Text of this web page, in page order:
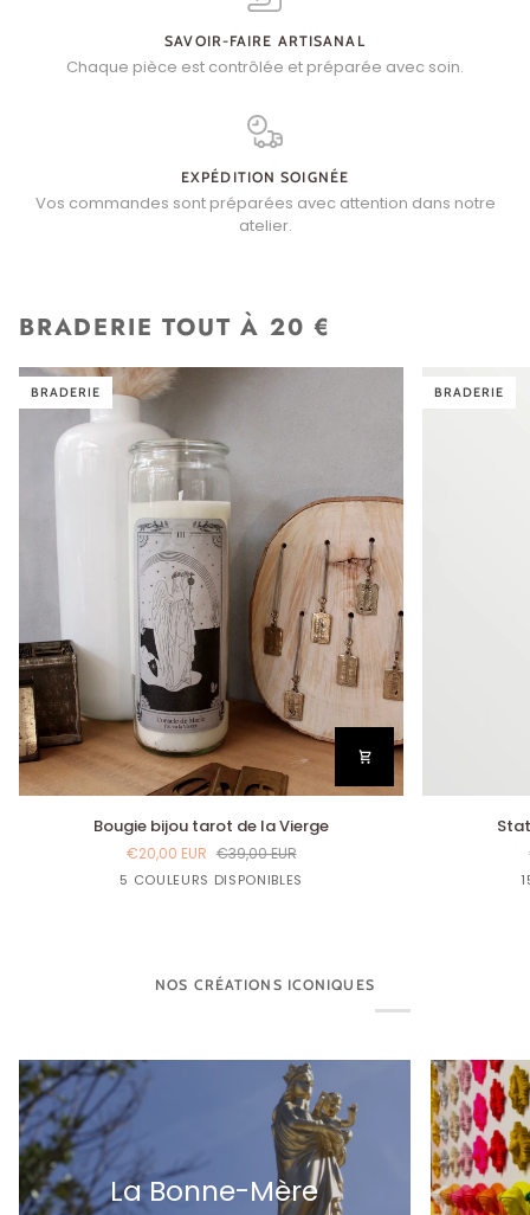
SAVOIR-FAIRE ARTISANAL
Chaque pièce est contrôlée et préparée avec soin.
EXPÉDITION SOIGNÉE
Vos commandes sont préparées avec attention dans notre
atelier.
BRADERIE TOUT À 20 €
BRADERIE
Bougie bijou tarot de la Vierge
€20,00 EUR €39,00 EUR
5 COULEURS DISPONIBLES
Lin
Bleu Bleu JauneRouge
BRADERIE
NOS CRÉATIONS ICONIQUES
La Bonne-Mère